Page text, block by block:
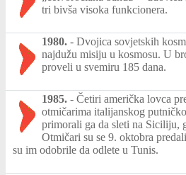
tri bivša visoka funkcionera.
1980. - Dvojica sovjetskih
najdužu misiju u kosmosu. U
proveli u svemiru 185 dana.
1985. - Četiri američka lovca
otmičarima italijanskog
primorali ga da sleti na Siciliju,
Otmičari su se 9. oktobra
su im odobrile da odlete u Tunis.